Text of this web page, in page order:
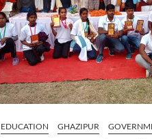
EDUCATION GHAZIPUR